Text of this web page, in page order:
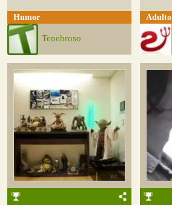
Humor
Tenebroso
Adulto